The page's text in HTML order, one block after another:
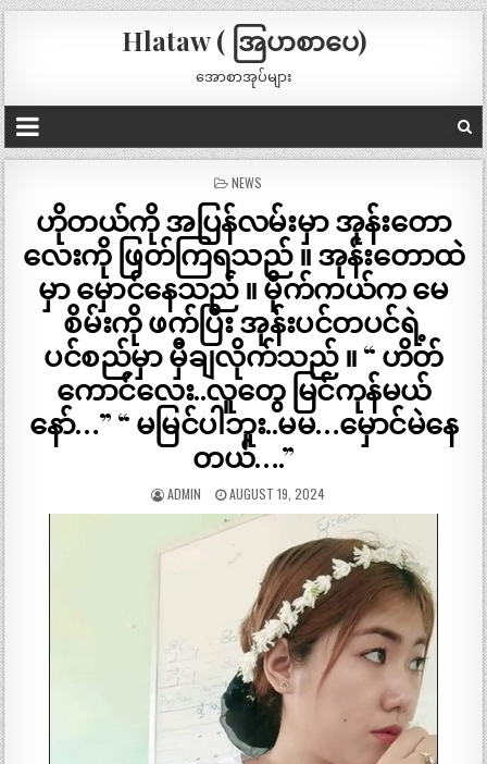
Hlataw ( အြပာစာပေ)
အောစာအုပ်များ
POSTED
IN
NEWS
ဟိုတယ်ကို အပြန်လမ်းမှာ အုန်းတော
လေးကို ဖြတ်ကြရသည် ။ အုန်းတောထဲ
မှာ မှောင်နေသည် ။ မိုက်ကယ်က မေ
စိမ်းကို ဖက်ပြီး အုန်းပင်တပင်ရဲ့
ပင်စည်မှာ မှီချလိုက်သည် ။ “ ဟိတ်
ကောင်လေး..လူတွေ မြင်ကုန်မယ်
နော်…” “ မမြင်ပါဘူး..မမ…မှောင်မဲနေ
တယ်….”
ADMIN AUGUST 19, 2024